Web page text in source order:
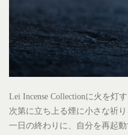
Lei Incense Collectionに火を灯す
次第に立ち上る煙に小さな祈り
一日の終わりに、自分を再起動